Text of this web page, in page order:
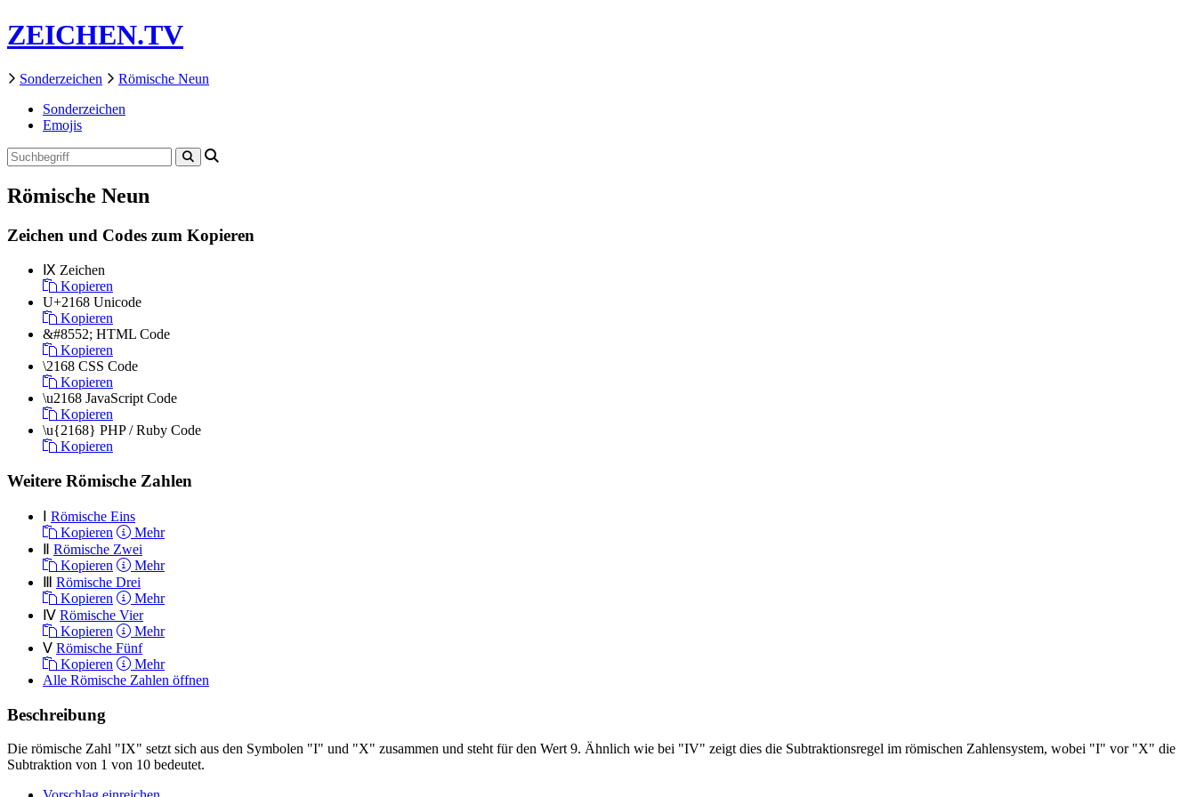
ZEICHEN.TV
Sonderzeichen
Römische Neun
Sonderzeichen
Emojis
Römische Neun
Zeichen und Codes zum Kopieren
Ⅸ Zeichen
Kopieren
U+2168 Unicode
Kopieren
&#8552; HTML Code
Kopieren
\2168 CSS Code
Kopieren
\u2168 JavaScript Code
Kopieren
\u{2168} PHP / Ruby Code
Kopieren
Weitere Römische Zahlen
Römische Eins
Kopieren
Mehr
Römische Zwei
Kopieren
Mehr
Römische Drei
Kopieren
Mehr
Ⅳ Römische Vier
Kopieren
Mehr
Ⅴ Römische Fünf
Kopieren
Mehr
Alle Römische Zahlen öffnen
Beschreibung
Die römische Zahl "IX" setzt sich aus den Symbolen "I" und "X" zusammen und steht für den Wert 9. Ähnlich wie bei "IV" zeigt dies die Subtraktionsregel im römischen Zahlensystem, wobei "I" vor "X" die
Subtraktion von 1 von 10 bedeutet.